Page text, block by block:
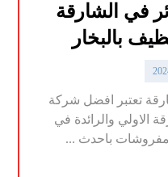
في الشارقة
تعتبر افضل شركة
الاولي والرائدة في
باحدث ...